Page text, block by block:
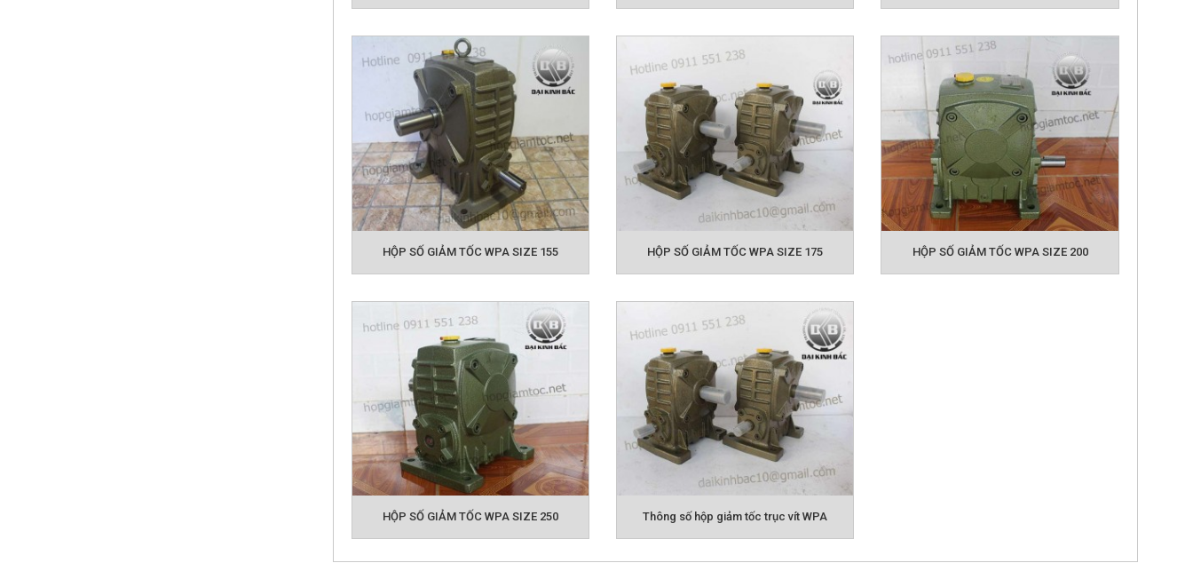
Catalogue hộp số giảm tốc trục vít bánh vít WPA
Quý khách hàng có thể tham khảo các loại hộp giảm tốc dưới đây để lựa chọn cho mình đúng loại phù hợp
với ứng dụng hoặc có thể liên hệ ngay
Hotlinecủa chúng tôi hoặc gửi mailđể được đội ngũ kỹ thuật tư
vấn báo giá ưu đãi nhất
Các sản phẩm có thể bạn quan tâm:
HỘP GIẢM TỐC TRỤC VÍT ĐÀI LOAN
HỘP GIẢM TỐC TRỤC VÍT WPS
HỘP GIẢM TỐC TRỤC VÍT
WPO
HỘP GIẢM TỐC TRỤC VÍT WPX HỘP GIẢM TỐC TRỤC VÍT WPDS
HỘP GIẢM TỐC
TRỤC VÍT WPDA
HỘP GIẢM TỐC NMRV
HỘP SỐ GIẢM TỐC WPA SIZE 155 HỘP SỐ GIẢM TỐC WPA SIZE 175 HỘP SỐ GIẢM TỐC WPA SIZE 200
HỘP SỐ GIẢM TỐC WPA SIZE 250 Thông số hộp giảm tốc trục vít WPA